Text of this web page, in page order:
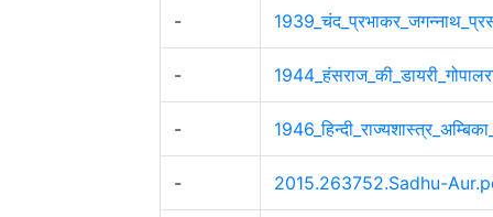
-
-
-
- 2015.263752.Sadhu-